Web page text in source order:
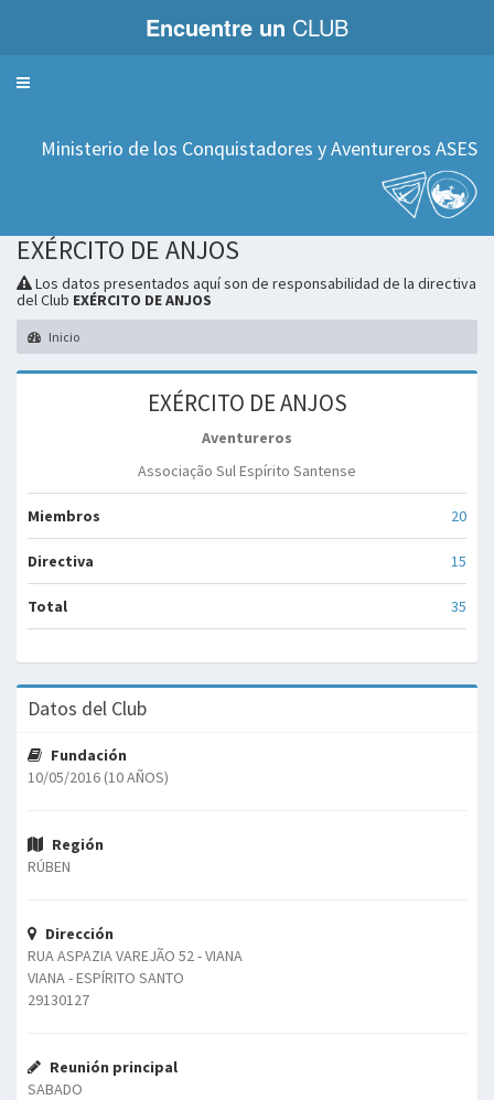
Encuentre un CLUB
Servicios
Ministerio de los Conquistadores y Aventureros ASES
EXÉRCITO DE ANJOS
Los datos presentados aquí son de responsabilidad de la directiva
del Club EXÉRCITO DE ANJOS
Inicio
EXÉRCITO DE ANJOS
Aventureros
Associação Sul Espírito Santense
Miembros 20
Directiva 15
Total 35
Datos del Club
Fundación
10/05/2016 (10 AÑOS)
Región
RÚBEN
Dirección
RUA ASPAZIA VAREJÃO 52 - VIANA
VIANA - ESPÍRITO SANTO
29130127
Reunión principal
SABADO